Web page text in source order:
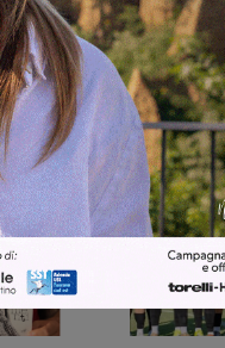
[rp4wp limit=4]